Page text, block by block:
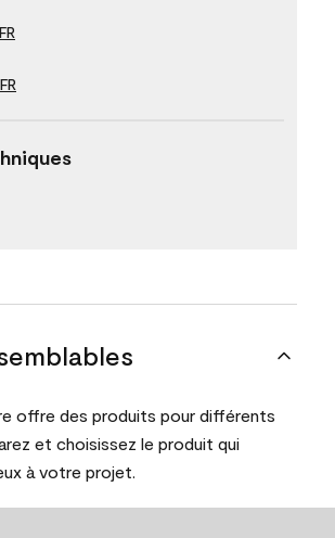
offre des produits pour différents
et choisissez le produit qui
à votre projet.